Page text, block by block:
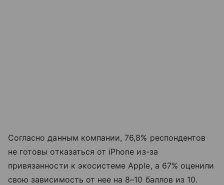
Согласно данным компании, 76,8% респондентов
не готовы отказаться от iPhone из-за
привязанности к экосистеме Apple, а 67% оценили
свою зависимость от нее на 8–10 баллов из 10.